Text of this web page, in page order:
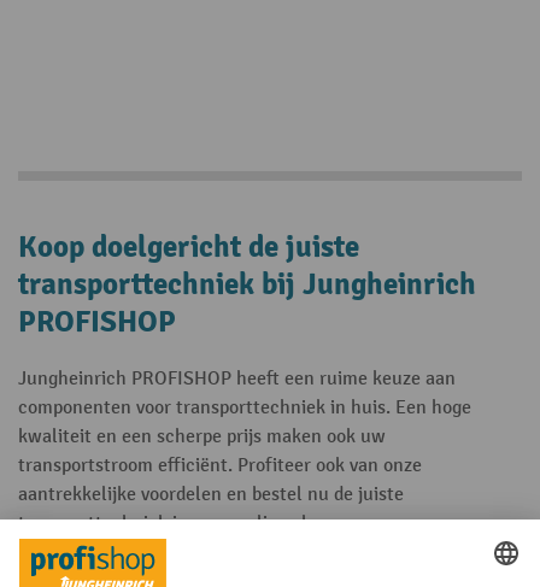
Koop doelgericht de juiste
transporttechniek bij Jungheinrich
PROFISHOP
Jungheinrich PROFISHOP heeft een ruime keuze aan
componenten voor transporttechniek in huis. Een hoge
kwaliteit en een scherpe prijs maken ook uw
transportstroom efficiënt. Profiteer ook van onze
aantrekkelijke voordelen en bestel nu de juiste
transporttechniek in onze online shop.